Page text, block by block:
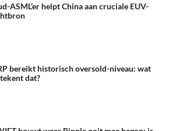
ASML’er helpt China aan cruciale EUV-
bereikt historisch oversold-niveau: wat
dat?